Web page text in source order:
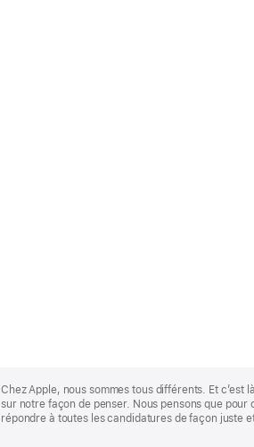
Footer
Chez Apple, nous sommes tous différents. Et
sur notre façon de penser. Nous pensons que
répondre à toutes les candidatures de façon juste